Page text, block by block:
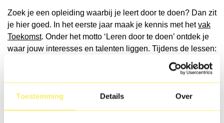
Toestemming Details Over
Zoek je een opleiding waarbij je leert door te doen? Dan zit
je hier goed. In het eerste jaar maak je kennis met hetvak
Toekomst. Onder het motto ‘Leren door te doen’ ontdek je
waar jouw interesses en talenten liggen. Tijdens de lessen:
leer je meer over jezelf en wat je leuk vindt
maak je kennis met de verschillende richtingen
binnen de school